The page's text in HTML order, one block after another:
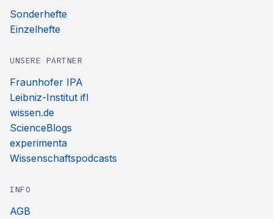
Sonderhefte
Einzelhefte
UNSERE PARTNER
Fraunhofer IPA
Leibniz-Institut ifl
wissen.de
ScienceBlogs
experimenta
Wissenschaftspodcasts
INFO
AGB